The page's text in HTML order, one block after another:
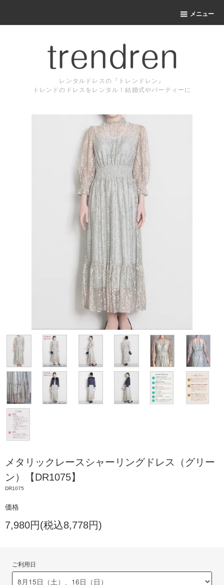
メニュー
レンタルドレスの『トレンドレン』
トレンドのドレスをレンタル！結婚式やパーティーに
メタリックレースシャーリングドレス（グリー
ン）【DR1075】
DR1075
価格
7,980円(税込8,778円)
ご利用日